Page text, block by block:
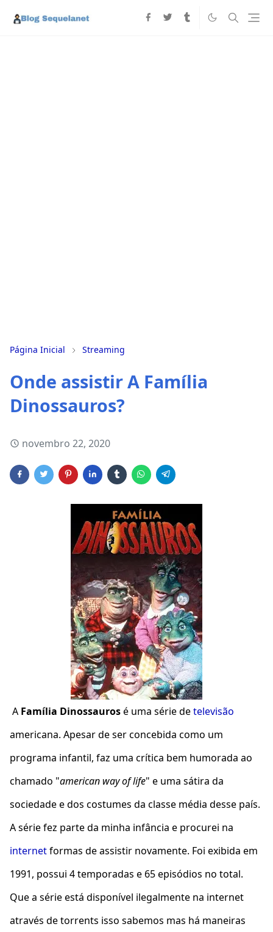
Página Inicial Streaming
Onde assistir A Família
Dinossauros?
novembro 22, 2020
A Família Dinossaurosé uma série detelevisão
americana. Apesar de ser concebida como um
programa infantil, faz uma crítica bem humorada ao
chamado "american way of life" e uma sátira da
sociedade e dos costumes da classe média desse país.
A série fez parte da minha infância e procurei na
internetformas de assistir novamente. Foi exibida em
1991, possui 4 temporadas e 65 episódios no total.
Que a série está disponível ilegalmente na internet
através de torrents isso sabemos mas há maneiras